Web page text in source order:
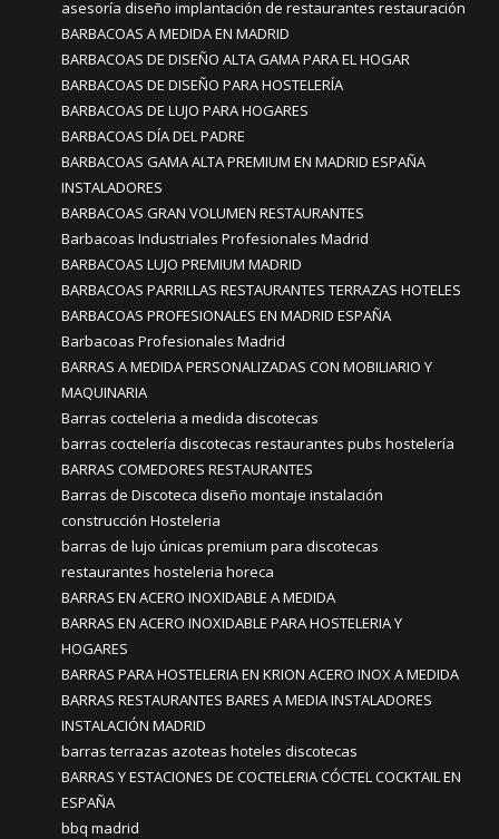
asesoría diseño implantación de restaurantes restauración
BARBACOAS A MEDIDA EN MADRID
BARBACOAS DE DISEÑO ALTA GAMA PARA EL HOGAR
BARBACOAS DE DISEÑO PARA HOSTELERÍA
BARBACOAS DE LUJO PARA HOGARES
BARBACOAS DÍA DEL PADRE
BARBACOAS GAMA ALTA PREMIUM EN MADRID ESPAÑA
INSTALADORES
BARBACOAS GRAN VOLUMEN RESTAURANTES
Barbacoas Industriales Profesionales Madrid
BARBACOAS LUJO PREMIUM MADRID
BARBACOAS PARRILLAS RESTAURANTES TERRAZAS HOTELES
BARBACOAS PROFESIONALES EN MADRID ESPAÑA
Barbacoas Profesionales Madrid
BARRAS A MEDIDA PERSONALIZADAS CON MOBILIARIO Y
MAQUINARIA
Barras cocteleria a medida discotecas
barras coctelería discotecas restaurantes pubs hostelería
BARRAS COMEDORES RESTAURANTES
Barras de Discoteca diseño montaje instalación
construcción Hosteleria
barras de lujo únicas premium para discotecas
restaurantes hosteleria horeca
BARRAS EN ACERO INOXIDABLE A MEDIDA
BARRAS EN ACERO INOXIDABLE PARA HOSTELERIA Y
HOGARES
BARRAS PARA HOSTELERIA EN KRION ACERO INOX A MEDIDA
BARRAS RESTAURANTES BARES A MEDIA INSTALADORES
INSTALACIÓN MADRID
barras terrazas azoteas hoteles discotecas
BARRAS Y ESTACIONES DE COCTELERIA CÓCTEL COCKTAIL EN
ESPAÑA
bbq madrid